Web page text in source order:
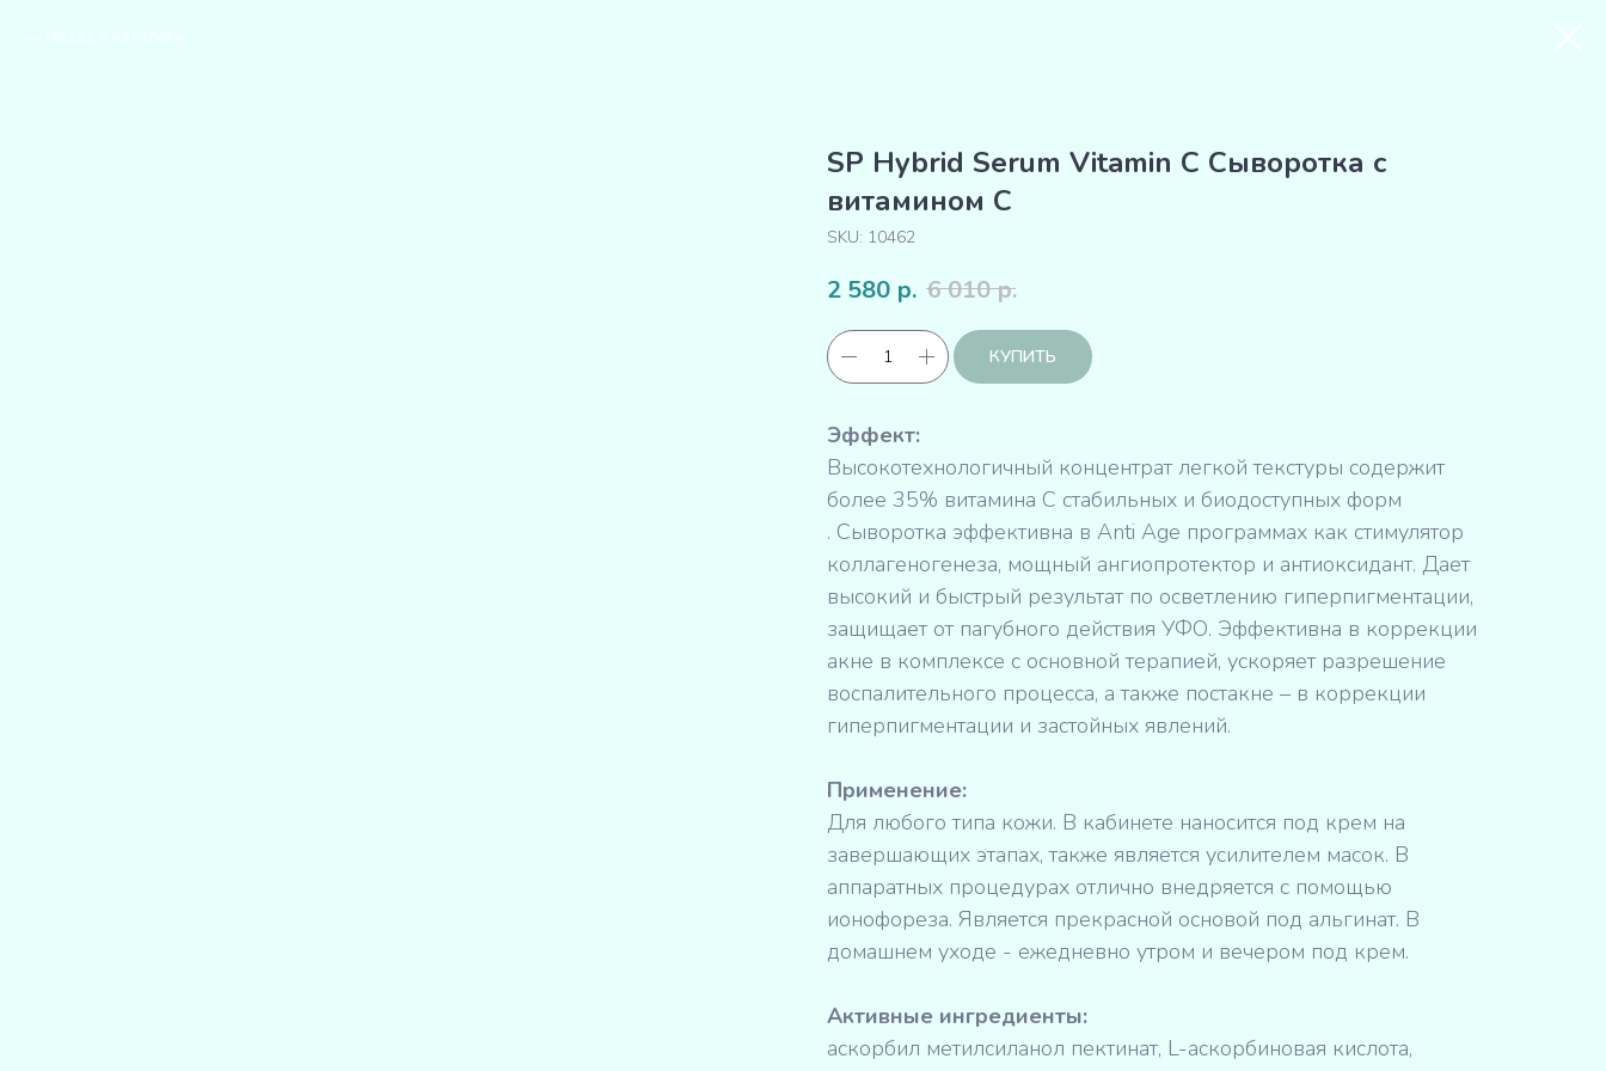
SP Hybrid Serum Vitamin C Сыворотка с
витамином C
SKU: 10462
2 580 р. 6 010 р.
КУПИТЬ
Эффект:
Высокотехнологичный концентрат легкой текстуры содержит
более 35% витамина С стабильных и биодоступных форм
. Сыворотка эффективна в Anti Age программах как стимулятор
коллагеногенеза, мощный ангиопротектор и антиоксидант. Дает
высокий и быстрый результат по осветлению гиперпигментации,
защищает от пагубного действия УФО. Эффективна в коррекции
акне в комплексе с основной терапией, ускоряет разрешение
воспалительного процесса, а также постакне – в коррекции
гиперпигментации и застойных явлений.
Применение:
Для любого типа кожи. В кабинете наносится под крем на
завершающих этапах, также является усилителем масок. В
аппаратных процедурах отлично внедряется с помощью
ионофореза. Является прекрасной основой под альгинат. В
домашнем уходе - ежедневно утром и вечером под крем.
Активные ингредиенты:
аскорбил метилсиланол пектинат, L-аскорбиновая кислота,